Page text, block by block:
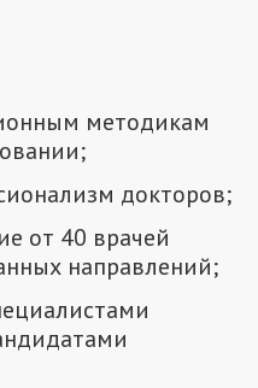
методикам
докторов;
от 40 врачей
направлений;